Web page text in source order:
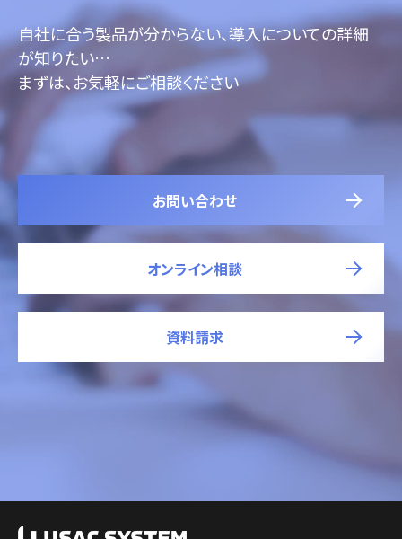
自社に合う製品が分からない、導入についての詳細
が知りたい…
まずは、お気軽にご相談ください
お問い合わせ
オンライン相談
資料請求